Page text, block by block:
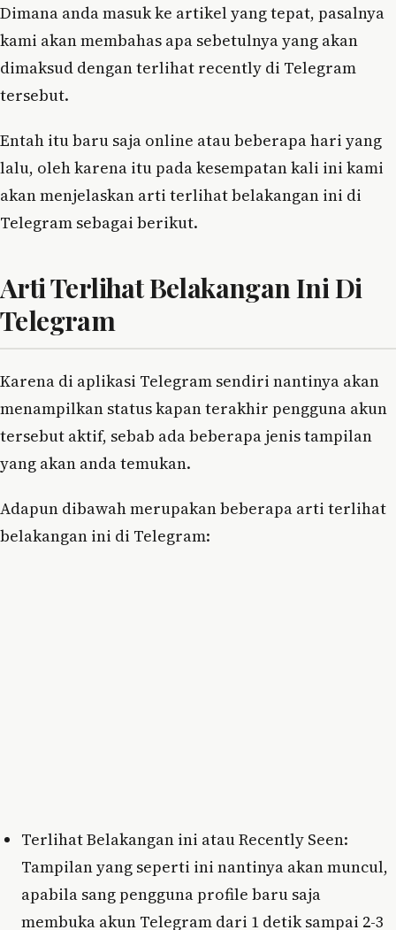
Dimana anda masuk ke artikel yang tepat, pasalnya
kami akan membahas apa sebetulnya yang akan
dimaksud dengan terlihat recently di Telegram
tersebut.
Entah itu baru saja online atau beberapa hari yang
lalu, oleh karena itu pada kesempatan kali ini kami
akan menjelaskan arti terlihat belakangan ini di
Telegram sebagai berikut.
Arti Terlihat Belakangan Ini Di
Telegram
Karena di aplikasi Telegram sendiri nantinya akan
menampilkan status kapan terakhir pengguna akun
tersebut aktif, sebab ada beberapa jenis tampilan
yang akan anda temukan.
Adapun dibawah merupakan beberapa arti terlihat
belakangan ini di Telegram:
Terlihat Belakangan ini atau Recently Seen:
Tampilan yang seperti ini nantinya akan muncul,
apabila sang pengguna profile baru saja
membuka akun Telegram dari 1 detik sampai 2-3